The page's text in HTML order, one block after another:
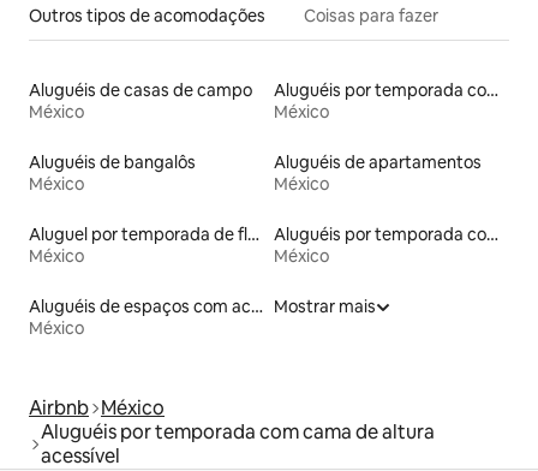
Outros tipos de acomodações Coisas para fazer
Aluguéis de casas de campo
México
Aluguéis por temporada com sauna
México
Aluguéis de bangalôs
México
Aluguéis de apartamentos
México
Aluguel por temporada de flats
México
Aluguéis por temporada com banheiro para PCD
México
Aluguéis de espaços com acesso direto a pistas de esqui
México
Mostrar mais
Airbnb México
Aluguéis por temporada com cama de altura
acessível